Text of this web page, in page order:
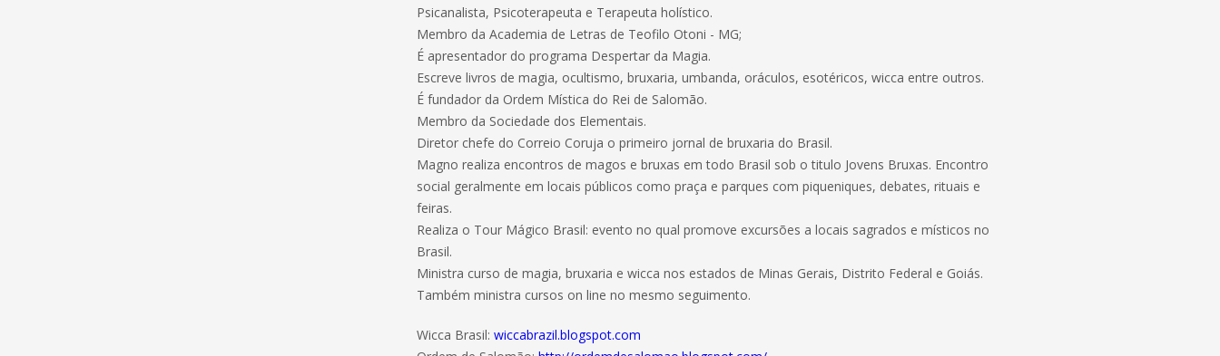
Psicanalista, Psicoterapeuta e Terapeuta holístico.
Membro da Academia de Letras de Teofilo Otoni - MG;
É apresentador do programa Despertar da Magia.
Escreve livros de magia, ocultismo, bruxaria, umbanda, oráculos, esotéricos, wicca entre outros.
É fundador da Ordem Mística do Rei de Salomão.
Membro da Sociedade dos Elementais.
Diretor chefe do Correio Coruja o primeiro jornal de bruxaria do Brasil.
Magno realiza encontros de magos e bruxas em todo Brasil sob o titulo Jovens Bruxas. Encontro
social geralmente em locais públicos como praça e parques com piqueniques, debates, rituais e
feiras.
Realiza o Tour Mágico Brasil: evento no qual promove excursões a locais sagrados e místicos no
Brasil.
Ministra curso de magia, bruxaria e wicca nos estados de Minas Gerais, Distrito Federal e Goiás.
Também ministra cursos on line no mesmo seguimento.
Wicca Brasil:wiccabrazil.blogspot.com